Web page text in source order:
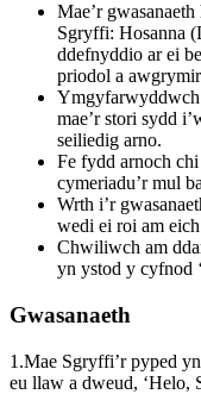
Mae’r
Sgryffi: Hosanna
ddefnyddio ar ei
priodol a
Ymgyfarwyddwch
mae’r stori sydd
seiliedig arno.
Fe fydd arnoch
cymeriadu’r mul
Wrth i’r
wedi ei roi am
Chwiliwch am
yn ystod y cyfnod
Gwasanaeth
1.Mae Sgryffi’r pyped
eu llaw a dweud, ‘Helo,